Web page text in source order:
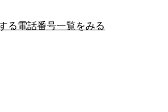
る電話番号一覧をみる